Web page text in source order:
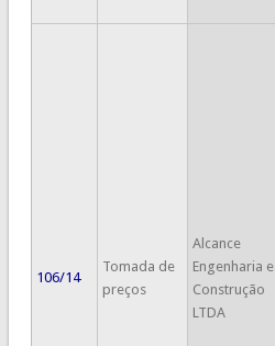
106/14
Tomada de
preços
Alcance
Engenharia e
Construção
LTDA